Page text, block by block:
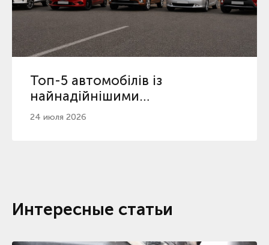
Топ-5 автомобілів із
найнадійнішими
автоматичними коробками
24 июля 2026
Интересные статьи